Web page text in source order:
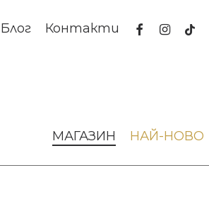
Блог Контакти facebookinstagram
tiktok
МАГАЗИН НАЙ-НОВО